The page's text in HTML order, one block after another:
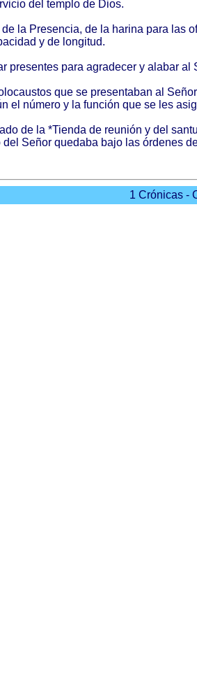
del templode Dios.
la Presencia, de la harina para las
y de longitud.
presentes para agradecery alabaral
que se presentaban al Señor
el númeroy la función que se les
de la *Tienda de reunión y del
del Señor quedaba bajolas órdenes
1 Crónicas -